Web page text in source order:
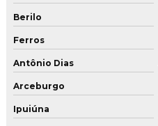
Berilo
Ferros
Antônio Dias
Arceburgo
Ipuiúna